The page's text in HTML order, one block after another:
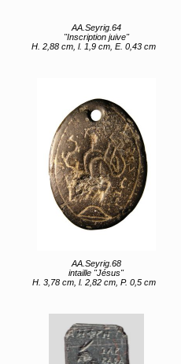
AA.Seyrig.64
"Inscription juive"
H. 2,88 cm, l. 1,9 cm, E. 0,43 cm
AA.Seyrig.68
intaille "Jésus"
H. 3,78 cm, l. 2,82 cm, P. 0,5 cm